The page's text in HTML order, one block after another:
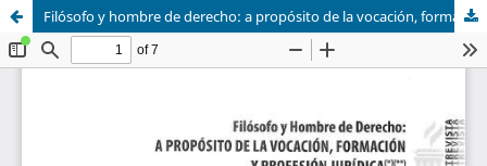
Filósofo y hombre de derecho: a propósito de la vocación, formación y profesión jurídica